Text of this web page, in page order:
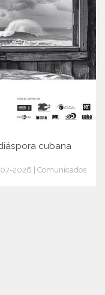
cubana
2026 | Comunicados